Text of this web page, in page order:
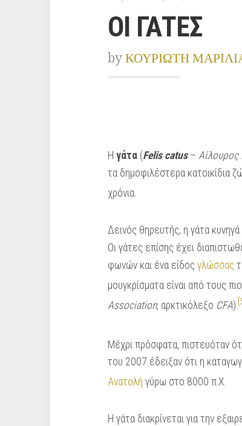
ΟΙ ΓΑΤΕΣ
by ΚΟΥΡΙΩΤΗ
Η γάτα (Felis catus– Αίλουρος
τα δημοφιλέστερα κατοικίδια
χρόνια.
Δεινός θηρευτής, η γάτα
Οι γάτες επίσης έχει
φωνών και ένα είδος γλώσσας
μουγκρίσματα είναι από τους
Association, αρκτικόλεξο CFA).
Μέχρι πρόσφατα, πιστευόταν
του 2007 έδειξαν ότι η
Ανατολή γύρω στο 8000 π.Χ.
Η γάτα διακρίνεται για την